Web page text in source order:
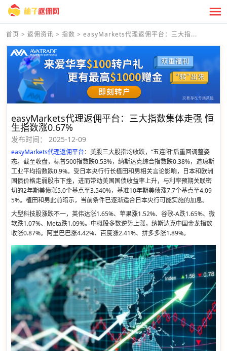
首页 > 返佣资讯 > 指数 > easyMarkets代理返佣平台：三大指...
easyMarkets代理返佣平台：三大指数集体走强 恒
生指数涨0.67%
发布时间： 2025-12-09
easyMarkets代理返佣平台：美股三大股指均收跌，“五连阳”后重回调整姿
态。截至收盘，标普500指数跌0.53%，纳斯达克综合指数跌0.38%，道琼斯
工业平均指数跌0.9%。受日本央行行长植田和男相关言论影响，日本和欧洲
国债价格走弱股市下挫，进而带动美国国债收益率上升，与利率预期关联密
切的2年期美债涨5.0个基点至3.540%，基准10年期美债涨7.7个基点至4.09
5%。植田和男此前暗示，当前条件已逐渐适合日本央行可能实施的加息。
大型科技股涨跌不一，英伟达涨1.65%、苹果涨1.52%、谷歌-A跌1.65%、微
软跌1.07%、Meta跌1.09%。中概股多数逆势上涨，纳斯达克中国金龙指数
收涨0.87%。阿里巴巴涨4.42%、百度涨2.41%、拼多多涨1.89%。